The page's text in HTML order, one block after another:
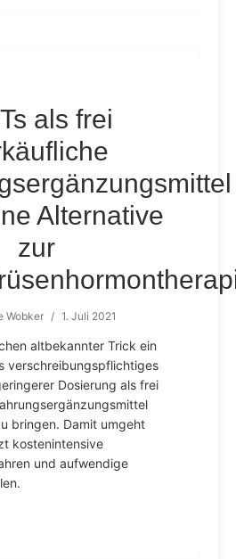
als frei
Alternative
zur
Wobker / 1. Juli 2021
altbekannter Trick ein
verschreibungspflichtiges
Dosierung als frei
bringen. Damit umgeht
kostenintensive
und aufwendige